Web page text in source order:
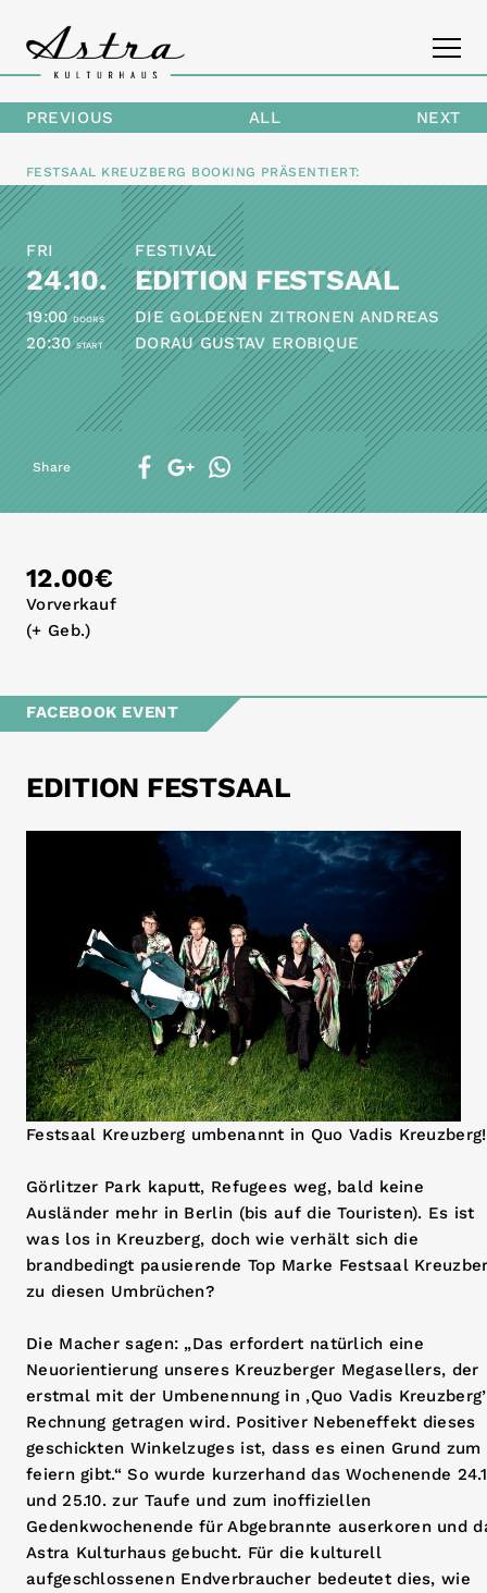
PROGRAM
THE ASTRA
CONTACT
PREVIOUS ALL NEXT
FESTSAAL KREUZBERG BOOKING PRÄSENTIERT:
FRI
24.10.
DOORS
19:00
START
20:30
FESTIVAL
EDITION FESTSAAL
DIE GOLDENEN ZITRONEN ANDREAS
DORAU GUSTAV EROBIQUE
Share
12.00€
Vorverkauf
(+ Geb.)
FACEBOOK EVENT
EDITION FESTSAAL
Festsaal Kreuzberg umbenannt in Quo Vadis Kreuzberg!
Görlitzer Park kaputt, Refugees weg, bald keine
Ausländer mehr in Berlin (bis auf die Touristen). Es ist
was los in Kreuzberg, doch wie verhält sich die
brandbedingt pausierende Top Marke Festsaal
zu diesen Umbrüchen?
Die Macher sagen: „Das erfordert natürlich eine
Neuorientierung unseres Kreuzberger Megasellers, der
erstmal mit der Umbenennung in ‚Quo Vadis Kreuzberg’
Rechnung getragen wird. Positiver Nebeneffekt dieses
geschickten Winkelzuges ist, dass es einen Grund zum
feiern gibt.“ So wurde kurzerhand das Wochenende
und 25.10. zur Taufe und zum inoffiziellen
Gedenkwochenende für Abgebrannte auserkoren und
Astra Kulturhaus gebucht. Für die kulturell
aufgeschlossenen Endverbraucher bedeutet dies, wie